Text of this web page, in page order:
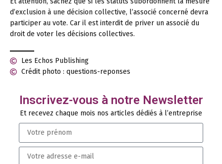
d’exclusion à une décision collective, l’associé concerné devra
participer au vote. Car il est interdit de priver un associé du
droit de voter les décisions collectives.
Les Echos Publishing
Crédit photo : questions-reponses
Inscrivez-vous à notre Newsletter
Et recevez chaque mois nos articles dédiés à l’entreprise